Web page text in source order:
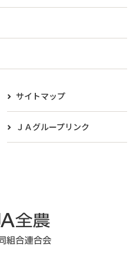
サイトマップ
ＪＡグループリンク